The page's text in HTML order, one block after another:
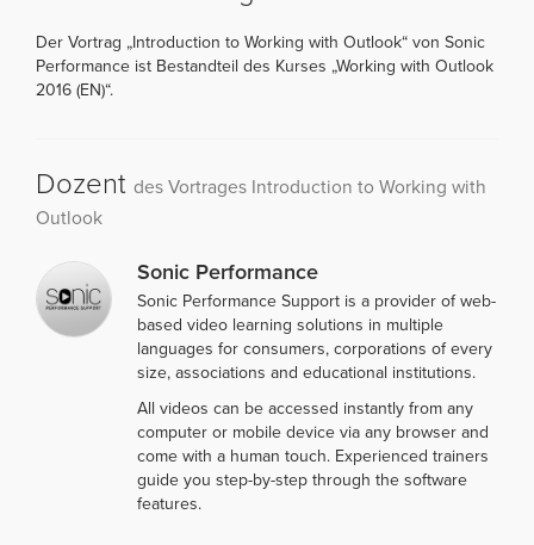
Der Vortrag „Introduction to Working with Outlook“ von Sonic
Performance ist Bestandteil des Kurses „Working with Outlook
2016 (EN)“.
Dozent des Vortrages Introduction to Working with
Outlook
Sonic Performance
Sonic Performance Support is a provider of web-
based video learning solutions in multiple
languages for consumers, corporations of every
size, associations and educational institutions.
All videos can be accessed instantly from any
computer or mobile device via any browser and
come with a human touch. Experienced trainers
guide you step-by-step through the software
features.